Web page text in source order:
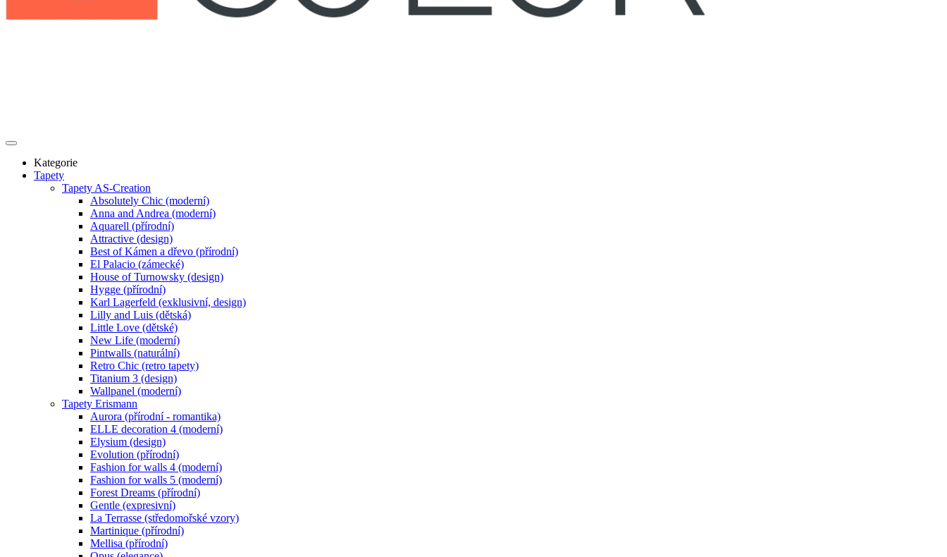
Kategorie
Tapety
Tapety AS-Creation
Absolutely Chic (moderní)
Anna and Andrea (moderní)
Aquarell (přírodní)
Attractive (design)
Best of Kámen a dřevo (přírodní)
El Palacio (zámecké)
House of Turnowsky (design)
Hygge (přírodní)
Karl Lagerfeld (exklusivní, design)
Lilly and Luis (dětská)
Little Love (dětské)
New Life (moderní)
Pintwalls (naturální)
Retro Chic (retro tapety)
Titanium 3 (design)
Wallpanel (moderní)
Tapety Erismann
Aurora (přírodní - romantika)
ELLE decoration 4 (moderní)
Elysium (design)
Evolution (přírodní)
Fashion for walls 4 (moderní)
Fashion for walls 5 (moderní)
Forest Dreams (přírodní)
Gentle (expresivní)
La Terrasse (středomořské vzory)
Martinique (přírodní)
Mellisa (přírodní)